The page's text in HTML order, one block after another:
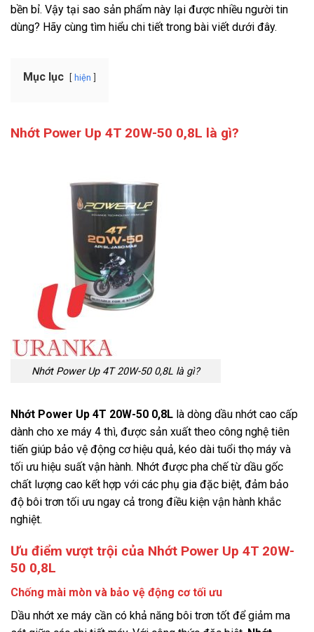
bền bỉ. Vậy tại sao sản phẩm này lại được nhiều người tin
dùng? Hãy cùng tìm hiểu chi tiết trong bài viết dưới đây.
Mục lục hiện
Nhớt Power Up 4T 20W-50 0,8L là gì?
Nhớt Power Up 4T 20W-50 0,8L là gì?
Nhớt Power Up 4T 20W-50 0,8L là dòng dầu nhớt cao cấp
dành cho xe máy 4 thì, được sản xuất theo công nghệ tiên
tiến giúp bảo vệ động cơ hiệu quả, kéo dài tuổi thọ máy và
tối ưu hiệu suất vận hành. Nhớt được pha chế từ dầu gốc
chất lượng cao kết hợp với các phụ gia đặc biệt, đảm bảo
độ bôi trơn tối ưu ngay cả trong điều kiện vận hành khắc
nghiệt.
Ưu điểm vượt trội của Nhớt Power Up 4T 20W-
50 0,8L
Chống mài mòn và bảo vệ động cơ tối ưu
Dầu nhớt xe máy cần có khả năng bôi trơn tốt để giảm ma